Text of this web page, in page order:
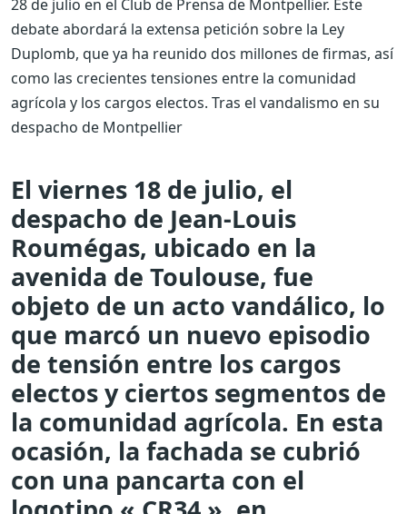
28 de julio en el Club de Prensa de Montpellier. Este
debate abordará la extensa petición sobre la Ley
Duplomb, que ya ha reunido dos millones de firmas, así
como las crecientes tensiones entre la comunidad
agrícola y los cargos electos. Tras el vandalismo en su
despacho de Montpellier
El viernes 18 de julio, el
despacho de Jean-Louis
Roumégas, ubicado en la
avenida de Toulouse, fue
objeto de un acto vandálico, lo
que marcó un nuevo episodio
de tensión entre los cargos
electos y ciertos segmentos de
la comunidad agrícola. En esta
ocasión, la fachada se cubrió
con una pancarta con el